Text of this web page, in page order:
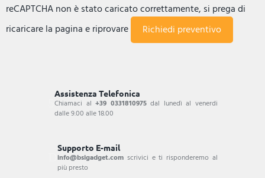
reCAPTCHA non è stato caricato correttamente, si prega di
ricaricare la pagina e riprovare
Assistenza Telefonica
Chiamaci al+39 0331810975dal lunedì al venerdi
dalle 9.00 alle 18.00
Supporto E-mail
info@bsigadget.com scrivici e ti risponderemo al
più presto